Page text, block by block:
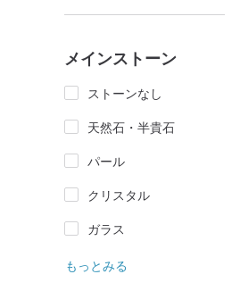
メインストーン
ストーンなし
天然石・半貴石
パール
クリスタル
ガラス
もっとみる